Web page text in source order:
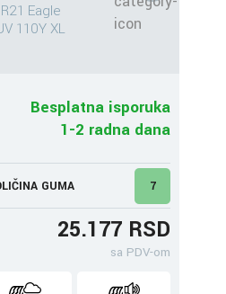
Eagle
110Y XL
Besplatna isporuka
1-2 radna dana
GUMA 7
25.177 RSD
sa PDV-om